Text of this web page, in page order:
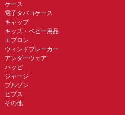
ケース
電子タバコケース
キャップ
キッズ・ベビー用品
エプロン
ウィンドブレーカー
アンダーウェア
ハッピ
ジャージ
ブルゾン
ビブス
その他